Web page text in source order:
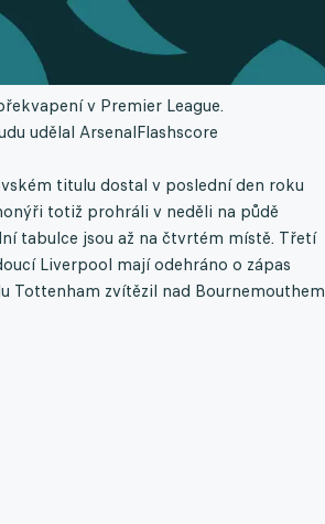
v Premier League.
udělal ArsenalFlashscore
titulu dostal v poslední den roku
totiž prohráli v neděli na půdě
tabulce jsou až na čtvrtém místě. Třetí
Liverpool mají odehráno o zápas
Tottenham zvítězil nad Bournemouthem